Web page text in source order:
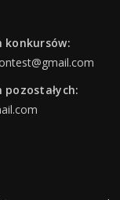
konkursów:
pozostałych: